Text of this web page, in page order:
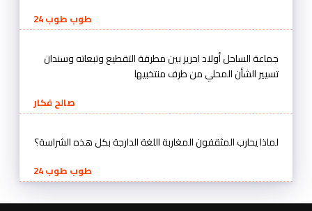
طوب طوب 24
جماعة الساحل أولاد احريز بين مطرقة التقطيع وتبعاته وسندان
تسيير الشأن المحلي من طرف منتخبيها
صالح فكار
لماذا يحارب المثقفون المغاربة اللغة الدارجة بكل هذه الشراسة؟
طوب طوب 24